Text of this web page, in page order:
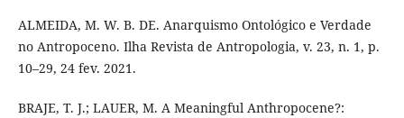
ALMEIDA, M. W. B. DE. Anarquismo Ontológico e Verdade
no Antropoceno. Ilha Revista de Antropologia, v. 23, n. 1, p.
10–29, 24 fev. 2021.
BRAJE, T. J.; LAUER, M. A Meaningful Anthropocene?: